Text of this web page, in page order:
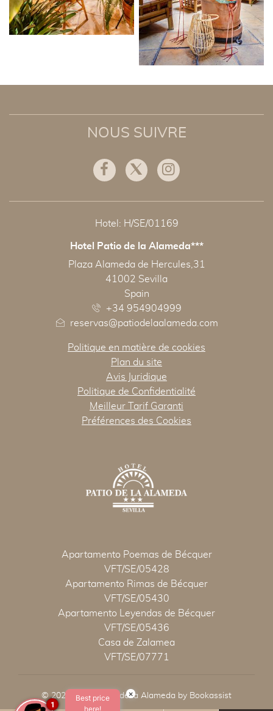
Hotel: H/SE/01169
ADRESSEHotel Patio de la Alameda***
Plaza Alameda de Hercules,31
41002 Sevilla
Spain
+34 954904999
reservas@patiodelaalameda.com
Politique en matière de cookies
Plan du site
Avis Juridique
Politique de Confidentialité
Meilleur Tarif Garanti
Préférences des Cookies
NOUS SUIVRE
Facebook
TwitterInstagram
Apartamento Poemas de Bécquer
VFT/SE/05428
Apartamento Rimas de Bécquer
VFT/SE/05430
Apartamento Leyendas de Bécquer
VFT/SE/05436
Casa de Zalamea
VFT/SE/07771
© 2026 Hotel Patio de la Alameda by Bookassist
×
Best price
here!
1